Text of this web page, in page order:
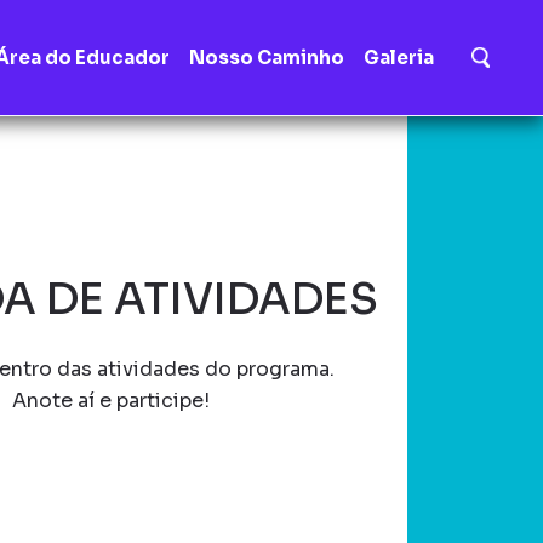
do Educador Nosso Caminho Galeria
DE ATIVIDADES
das atividades do programa.
Anote aí e participe!